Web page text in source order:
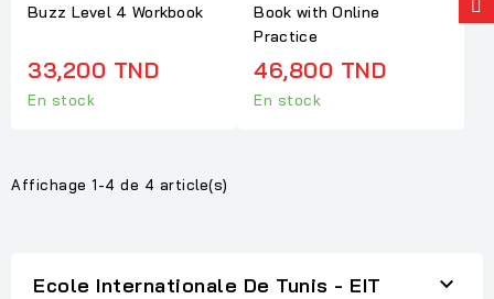
Buzz Level 4 Workbook
33,200 TND
En stock
Book with Online
Practice
46,800 TND
En stock
Affichage 1-4 de 4 article(s)
Ecole Internationale De Tunis - EIT 